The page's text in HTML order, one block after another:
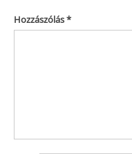
Hozzászólás*